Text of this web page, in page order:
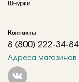
Шнурки
Контакты
8 (800) 222-34-84
Адреса магазинов